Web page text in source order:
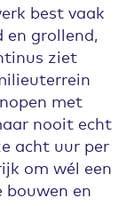
best vaak
en grollend,
ziet
met
nooit echt
acht uur per
om wél een
en